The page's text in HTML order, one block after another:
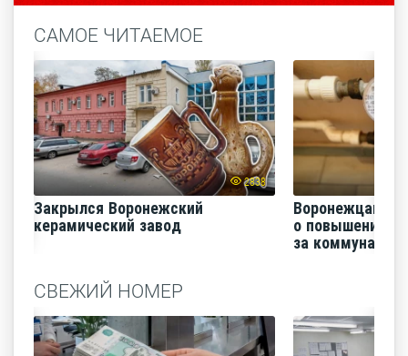
САМОЕ ЧИТАЕМОЕ
2838
Закрылся Воронежский
керамический завод
Воронежцам
о повышении
за
СВЕЖИЙ НОМЕР